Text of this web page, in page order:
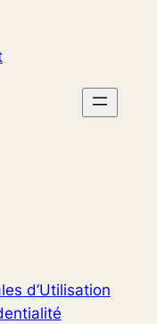
d’Utilisation